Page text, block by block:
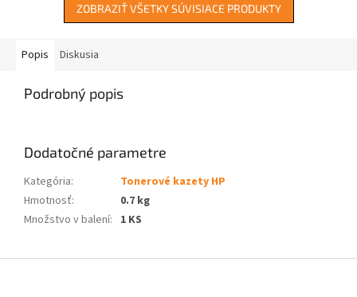
ZOBRAZIŤ VŠETKY SÚVISIACE PRODUKTY
Popis Diskusia
Podrobný popis
Dodatočné parametre
Kategória:
Tonerové kazety HP
Hmotnosť:
0.7 kg
Množstvo v balení: 1 KS